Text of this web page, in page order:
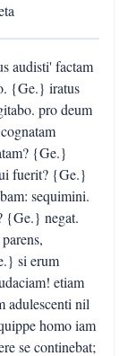
audisti' factam
{Ge.} iratus
pro deum
{Ge.}
fuerit? {Ge.}
sequimini.
{Ge.} negat.
si erum
etiam
adulescenti nil
homo iam
se continebat;